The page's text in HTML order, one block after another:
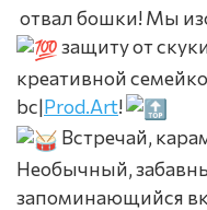
отвал бошки! Мы
защиту от
креативной
bc|Prod.Art!
Встречай,
Необычный,
запоминающийся